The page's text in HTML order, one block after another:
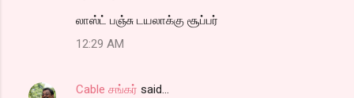
லாஸ்ட் பஞ்சு டயலாக்கு சூப்பர்
12:29 AM
Cable சங்கர் said…